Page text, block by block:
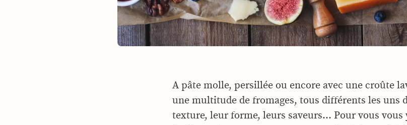
A pâte molle, persillée ou encore avec une croûte
une multitude de fromages, tous différents les uns
texture, leur forme, leurs saveurs… Pour vous vous